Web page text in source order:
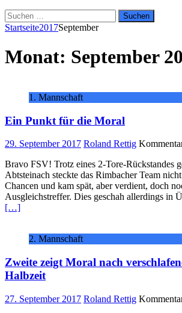
Suchen
nach:
Startseite2017September
Monat: September
1. Mannschaft
Ein Punkt für die Moral
29. September 2017 Roland Rettig
Bravo FSV! Trotz eines 2-Tore-Rückstandes
Abtsteinach steckte das Rimbacher Team
Chancen und kam spät, aber verdient, doch
Ausgleichstreffer. Dies geschah allerdings in
[…]
2. Mannschaft
Zweite zeigt Moral nach
Halbzeit
27. September 2017 Roland Rettig